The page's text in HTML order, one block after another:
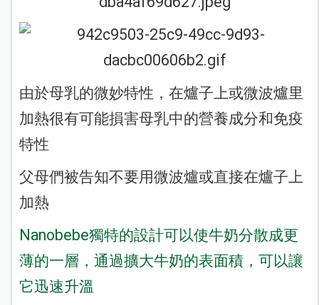
由於母乳的微妙特性，在爐子上或微波爐里
加熱很有可能損害母乳中的營養成分和免疫
特性
父母們被告知不要用微波爐或直接在爐子上
加熱
Nanobebe獨特的設計可以使牛奶分散成更
薄的一層，通過擴大牛奶的表面積，可以讓
它迅速升溫